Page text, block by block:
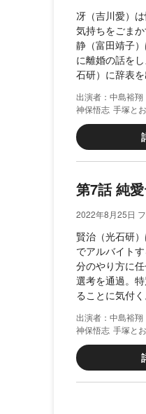
冴（吉川愛）
気持ちをごま
静（富田靖子
に離婚の話を
石研）に辞表を
中島裕翔
神保悟志 手塚と
第7話 純
2022年8月25日
賢治（光石研
でアルバイト
分のやり方に
選考を通過。
ることに気付く
中島裕翔
神保悟志 手塚と